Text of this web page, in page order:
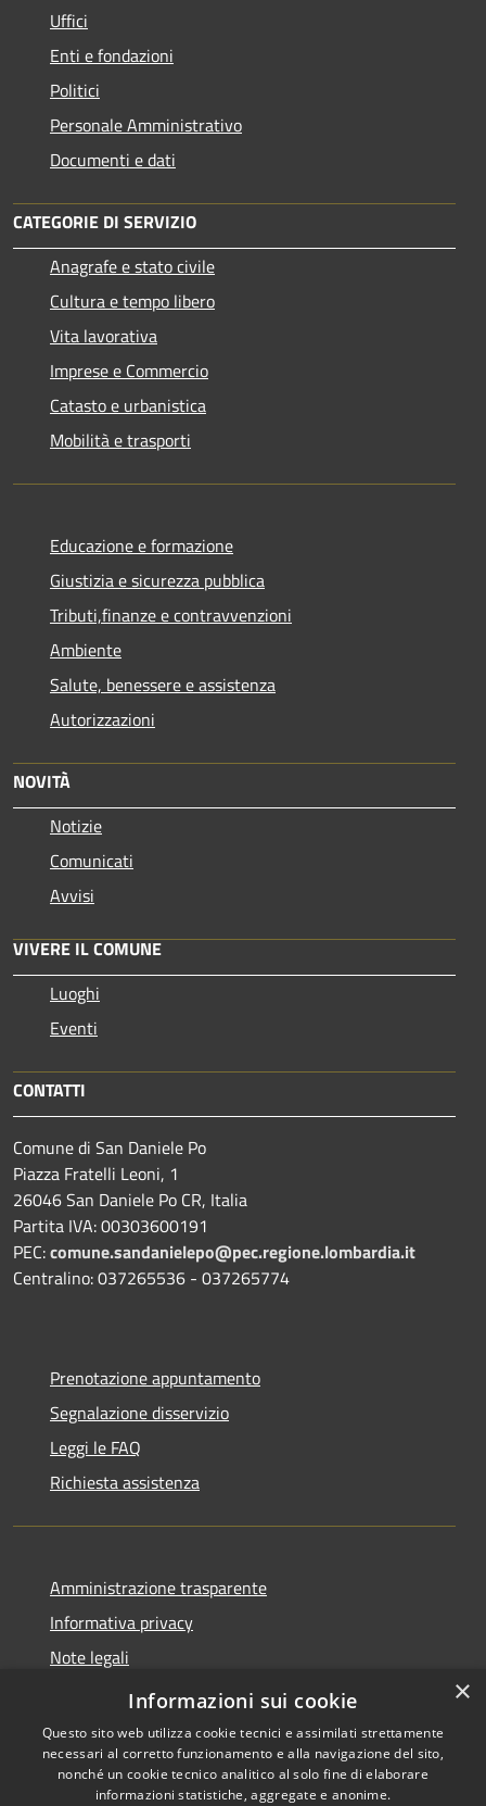
Uffici
Enti e fondazioni
Politici
Personale Amministrativo
Documenti e dati
CATEGORIE DI SERVIZIO
Anagrafe e stato civile
Cultura e tempo libero
Vita lavorativa
Imprese e Commercio
Catasto e urbanistica
Mobilità e trasporti
Educazione e formazione
Giustizia e sicurezza pubblica
Tributi,finanze e contravvenzioni
Ambiente
Salute, benessere e assistenza
Autorizzazioni
NOVITÀ
Notizie
Comunicati
Avvisi
VIVERE IL COMUNE
Luoghi
Eventi
CONTATTI
Comune di San Daniele Po
Piazza Fratelli Leoni, 1
26046 San Daniele Po CR, Italia
Partita IVA: 00303600191
PEC:comune.sandanielepo@pec.regione.lombardia.it
Centralino: 037265536 - 037265774
Prenotazione appuntamento
Segnalazione disservizio
Leggi le FAQ
Richiesta assistenza
Amministrazione trasparente
Informativa privacy
Note legali
Dichiarazione di accessibilità
Copyright © 2026 • Comune di
×
Informazioni sui cookie
Questo sito web utilizza cookie tecnici e assimilati strettamente
necessari al corretto funzionamento e alla navigazione del sito,
nonché un cookie tecnico analitico al solo fine di elaborare
informazioni statistiche, aggregate e anonime.